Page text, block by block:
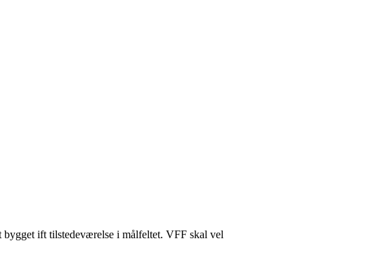
bygget ift tilstedeværelse i målfeltet. VFF skal vel